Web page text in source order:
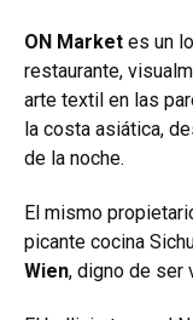
ON Market es un
restaurante,
arte textil en las
la costa asiática,
de la noche.
El mismo
picante cocina
Wien, digno de ser